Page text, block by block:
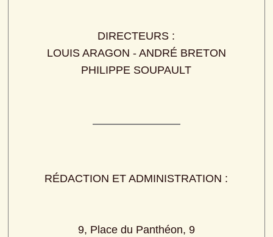
DIRECTEURS :
LOUIS ARAGON - ANDRÉ BRETON
PHILIPPE SOUPAULT
RÉDACTION ET ADMINISTRATION :
9, Place du Panthéon, 9